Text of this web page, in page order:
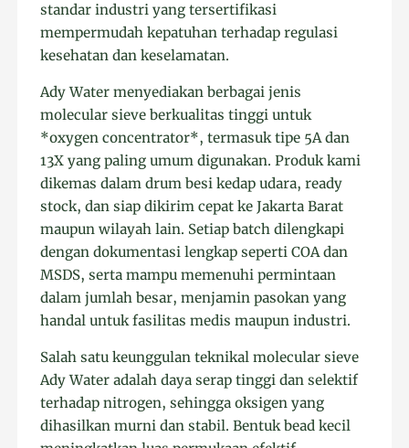
standar industri yang tersertifikasi
mempermudah kepatuhan terhadap regulasi
kesehatan dan keselamatan.
Ady Water menyediakan berbagai jenis
molecular sieve berkualitas tinggi untuk
*oxygen concentrator*, termasuk tipe 5A dan
13X yang paling umum digunakan. Produk kami
dikemas dalam drum besi kedap udara, ready
stock, dan siap dikirim cepat ke Jakarta Barat
maupun wilayah lain. Setiap batch dilengkapi
dengan dokumentasi lengkap seperti COA dan
MSDS, serta mampu memenuhi permintaan
dalam jumlah besar, menjamin pasokan yang
handal untuk fasilitas medis maupun industri.
Salah satu keunggulan teknikal molecular sieve
Ady Water adalah daya serap tinggi dan selektif
terhadap nitrogen, sehingga oksigen yang
dihasilkan murni dan stabil. Bentuk bead kecil